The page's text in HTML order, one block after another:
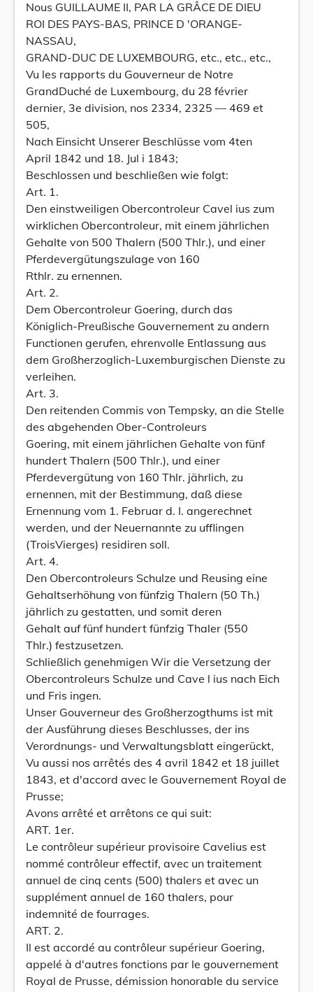
Nous GUILLAUME II, PAR LA GRÂCE DE DIEU
ROI DES PAYS-BAS, PRINCE D 'ORANGE-
NASSAU,
GRAND-DUC DE LUXEMBOURG, etc., etc., etc.,
Vu les rapports du Gouverneur de Notre
GrandDuché de Luxembourg, du 28 février
dernier, 3e division, nos 2334, 2325 — 469 et
505,
Nach Einsicht Unserer Beschlüsse vom 4ten
April 1842 und 18. Jul i 1843;
Beschlossen und beschließen wie folgt:
Art. 1.
Den einstweiligen Obercontroleur Cavel ius zum
wirklichen Obercontroleur, mit einem jährlichen
Gehalte von 500 Thalern (500 Thlr.), und einer
Pferdevergütungszulage von 160
Rthlr. zu ernennen.
Art. 2.
Dem Obercontroleur Goering, durch das
Königlich-Preußische Gouvernement zu andern
Functionen gerufen, ehrenvolle Entlassung aus
dem Großherzoglich-Luxemburgischen Dienste zu
verleihen.
Art. 3.
Den reitenden Commis von Tempsky, an die Stelle
des abgehenden Ober-Controleurs
Goering, mit einem jährlichen Gehalte von fünf
hundert Thalern (500 Thlr.), und einer
Pferdevergütung von 160 Thlr. jährlich, zu
ernennen, mit der Bestimmung, daß diese
Ernennung vom 1. Februar d. I. angerechnet
werden, und der Neuernannte zu ufflingen
(TroisVierges) residiren soll.
Art. 4.
Den Obercontroleurs Schulze und Reusing eine
Gehaltserhöhung von fünfzig Thalern (50 Th.)
jährlich zu gestatten, und somit deren
Gehalt auf fünf hundert fünfzig Thaler (550
Thlr.) festzusetzen.
Schließlich genehmigen Wir die Versetzung der
Obercontroleurs Schulze und Cave l ius nach Eich
und Fris ingen.
Unser Gouverneur des Großherzogthums ist mit
der Ausführung dieses Beschlusses, der ins
Verordnungs- und Verwaltungsblatt eingerückt,
Vu aussi nos arrêtés des 4 avril 1842 et 18 juillet
1843, et d'accord avec le Gouvernement Royal de
Prusse;
Avons arrêté et arrêtons ce qui suit:
ART. 1er.
Le contrôleur supérieur provisoire Cavelius est
nommé contrôleur effectif, avec un traitement
annuel de cinq cents (500) thalers et avec un
supplément annuel de 160 thalers, pour
indemnité de fourrages.
ART. 2.
Il est accordé au contrôleur supérieur Goering,
appelé à d'autres fonctions par le gouvernement
Royal de Prusse, démission honorable du service